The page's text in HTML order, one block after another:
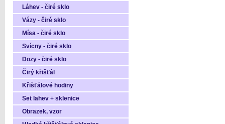
Láhev - čiré sklo
Vázy - čiré sklo
Mísa - čiré sklo
Svícny - čiré sklo
Dozy - čiré sklo
Čirý křišťál
Křišťálové hodiny
Set lahev + sklenice
Obrazek, vzor